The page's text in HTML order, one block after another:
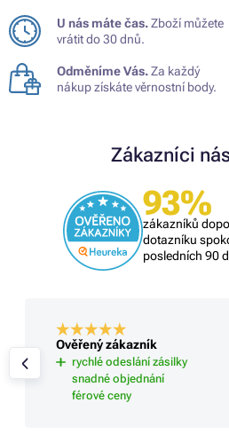
U nás máte čas.Zboží můžete
vrátit do 30 dnů.
Odměníme Vás.Za každý
nákup získáte věrnostní body.
Zákazníci
93%
zákazníků
dotazníku
posledních 90
Ověřený zákazník
rychlé odeslání zásilky
snadné objednání
férové ceny